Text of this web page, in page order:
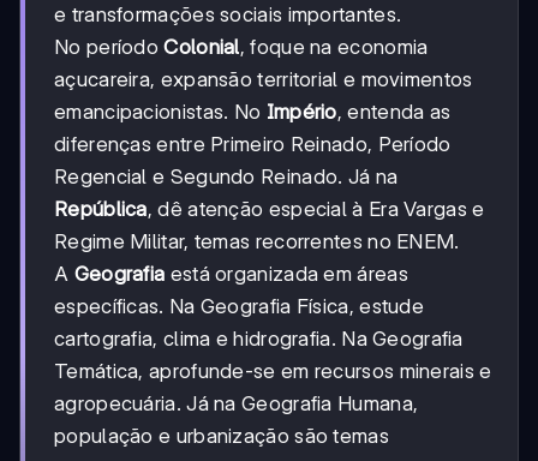
e transformações sociais importantes.
No períodoColonial, foque na economia
açucareira, expansão territorial e movimentos
emancipacionistas. No Império, entenda as
diferenças entre Primeiro Reinado, Período
Regencial e Segundo Reinado. Já na
República, dê atenção especial à Era Vargas e
Regime Militar, temas recorrentes no ENEM.
A Geografia está organizada em áreas
específicas. Na Geografia Física, estude
cartografia, clima e hidrografia. Na Geografia
Temática, aprofunde-se em recursos minerais e
agropecuária. Já na Geografia Humana,
população e urbanização são temas